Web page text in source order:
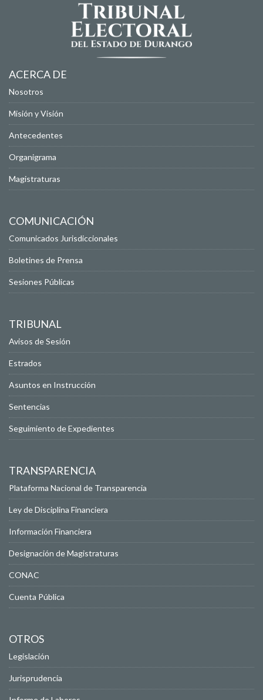
ACERCA DE
Nosotros
Misión y Visión
Antecedentes
Organigrama
Magistraturas
COMUNICACIÓN
Comunicados Jurisdiccionales
Boletines de Prensa
Sesiones Públicas
TRIBUNAL
Avisos de Sesión
Estrados
Asuntos en Instrucción
Sentencias
Seguimiento de Expedientes
TRANSPARENCIA
Plataforma Nacional de Transparencia
Ley de Disciplina Financiera
Información Financiera
Designación de Magistraturas
CONAC
Cuenta Pública
OTROS
Legislación
Jurisprudencia